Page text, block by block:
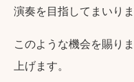
演奏を目指してまいりま
このような機会を賜り
上げます。